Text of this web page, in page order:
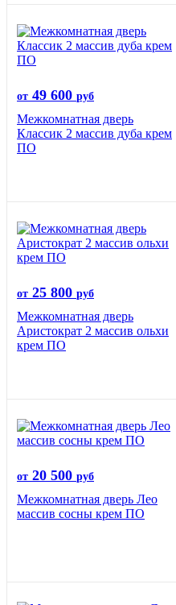
от 49 600 руб
Межкомнатная дверь
Классик 2 массив дуба крем
ПО
от 25 800 руб
Межкомнатная дверь
Аристократ 2 массив ольхи
крем ПО
от 20 500 руб
Межкомнатная дверь Лео
массив сосны крем ПО